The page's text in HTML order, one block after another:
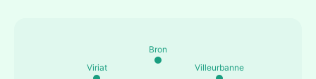
Viriat
Bron
Villeurbanne